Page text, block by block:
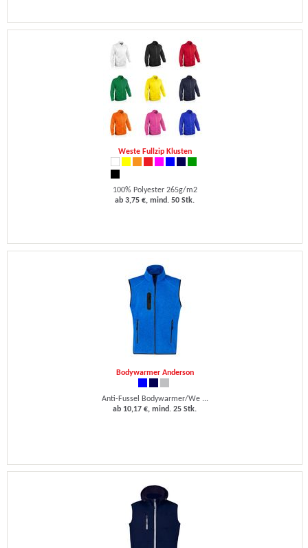
Weste Fullzip Klusten
100% Polyester 265g/m2
ab 3,75 €, mind. 50 Stk.
Bodywarmer Anderson
Anti-Fussel Bodywarmer/We ...
ab 10,17 €, mind. 25 Stk.